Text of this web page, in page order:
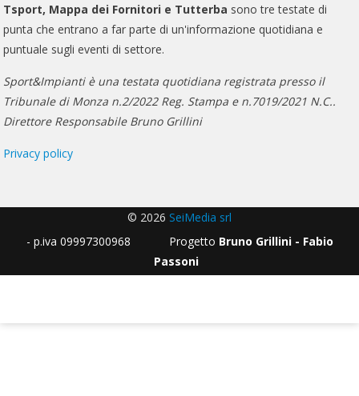
Tsport, Mappa dei Fornitori e Tutterba sono tre testate di
punta che entrano a far parte di un'informazione quotidiana e
puntuale sugli eventi di settore.
Sport&Impianti è una testata quotidiana registrata presso il
Tribunale di Monza n.2/2022 Reg. Stampa e n.7019/2021 N.C..
Direttore Responsabile Bruno Grillini
Privacy policy
© 2026 SeiMedia srl
- p.iva 09997300968 Progetto Bruno Grillini - Fabio
Passoni